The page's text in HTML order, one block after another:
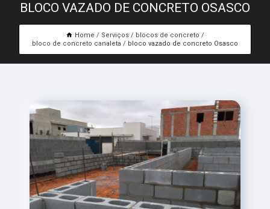
BLOCO VAZADO DE CONCRETO OSASCO
Home Serviços
blocos de concreto
bloco de concreto canaleta
bloco vazado de concreto Osasco